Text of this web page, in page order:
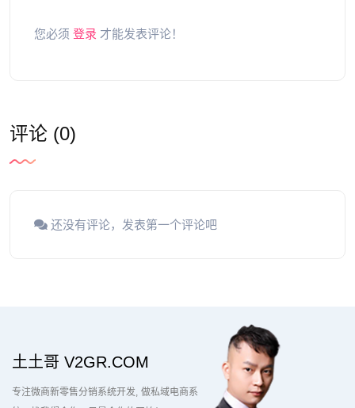
您必须 登录 才能发表评论！
评论 (0)
还没有评论，发表第一个评论吧
土土哥 V2GR.COM
专注微商新零售分销系统开发 做私域电商系